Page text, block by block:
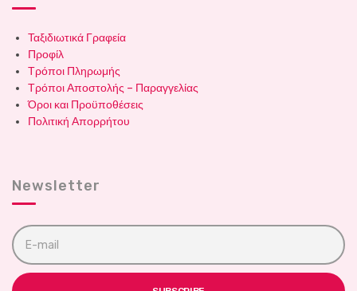
Ταξιδιωτικά Γραφεία
Προφίλ
Τρόποι Πληρωμής
Τρόποι Αποστολής – Παραγγελίας
Όροι και Προϋποθέσεις
Πολιτική Απορρήτου
Newsletter
E
m
a
l